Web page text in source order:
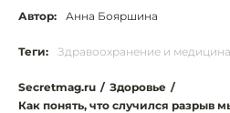
Автор: Анна Бояршина
Теги: Здравоохранение и медицина
Secretmag.ru / Здоровье /
Как понять, что случился разрыв